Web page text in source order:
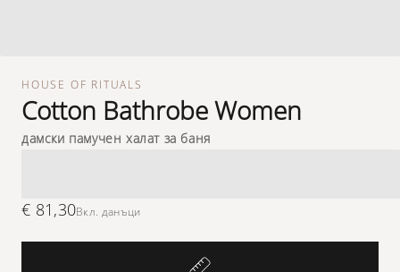
HOUSE OF RITUALS
Cotton Bathrobe Women
дамски памучен халат за баня
€ 81,30Вкл. данъци